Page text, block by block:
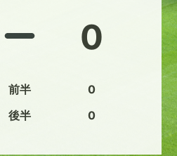
前半
後半
0
0
0